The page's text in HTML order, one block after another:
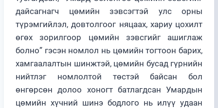
дайсагнагч цөмийн зэвсэгтэй улс орны
түрэмгийлэл, довтолгоог няцаах, хариу цохилт
өгөх зорилгоор цөмийн зэвсгийг ашиглаж
болно” гэсэн номлол нь цөмийн тогтоон барих,
хамгаалалтын шинжтэй, цөмийн бусад гүрнийн
нийтлэг номлолтой төстэй байсан бол
өнгөрсөн долоо хоногт батлагдсан Умардын
цөмийн хүчний шинэ бодлого нь илүү удаан